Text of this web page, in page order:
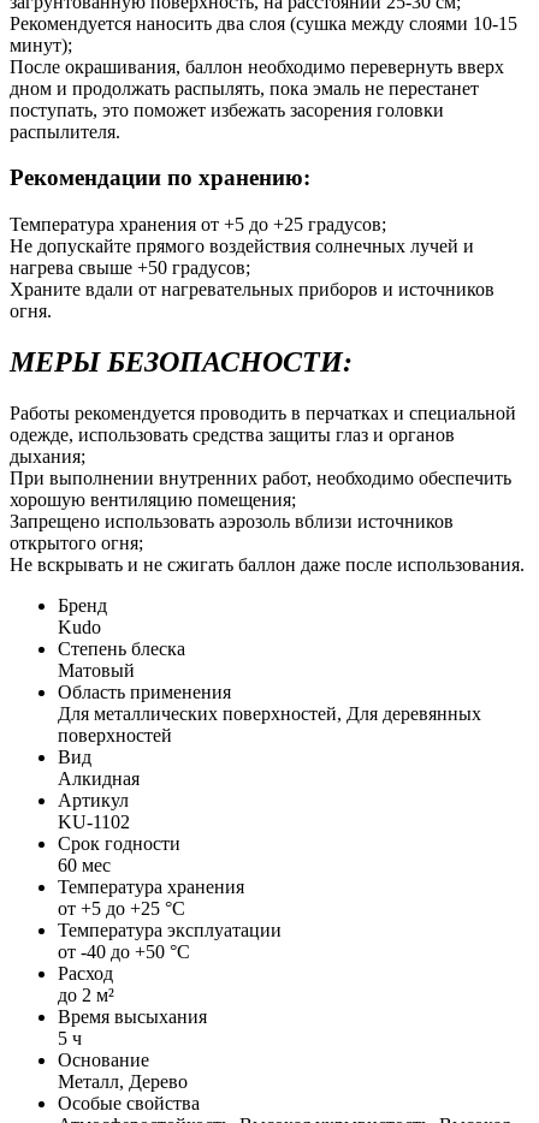
Рекомендуется наносить два слоя (сушка между слоями 10-15
минут);
После окрашивания, баллон необходимо перевернуть вверх
дном и продолжать распылять, пока эмаль не перестанет
поступать, это поможет избежать засорения головки
распылителя.
Рекомендации по хранению:
Температура хранения от +5 до +25 градусов;
Не допускайте прямого воздействия солнечных лучей и
нагрева свыше +50 градусов;
Храните вдали от нагревательных приборов и источников
огня.
МЕРЫ БЕЗОПАСНОСТИ:
Работы рекомендуется проводить в перчатках и специальной
одежде, использовать средства защиты глаз и органов
дыхания;
При выполнении внутренних работ, необходимо обеспечить
хорошую вентиляцию помещения;
Запрещено использовать аэрозоль вблизи источников
открытого огня;
Не вскрывать и не сжигать баллон даже после использования.
Бренд
Kudo
Степень блеска
Матовый
Область применения
Для металлических поверхностей, Для деревянных
поверхностей
Вид
Алкидная
Артикул
KU-1102
Срок годности
60 мес
Температура хранения
от +5 до +25 °C
Температура эксплуатации
от -40 до +50 °C
Расход
до 2 м²
Время высыхания
5 ч
Основание
Металл, Дерево
Особые свойства